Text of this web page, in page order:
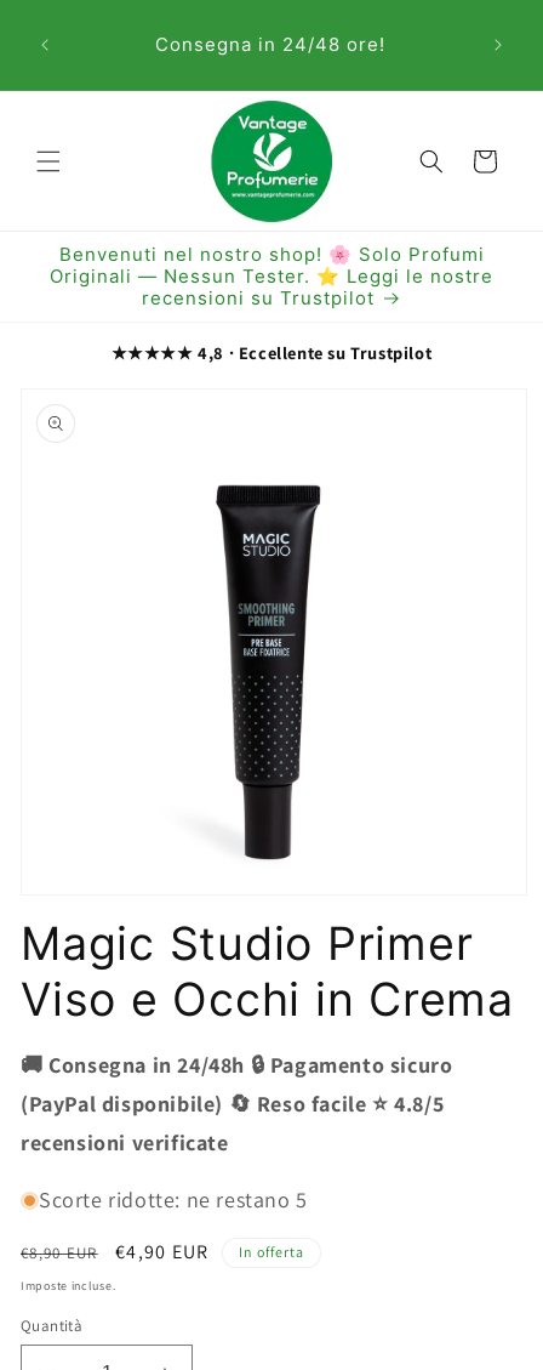
ai contenuti
Consegna in 24/48 ore!
Carrello
Benvenuti nel nostro shop! 🌸 Solo Profumi
Originali — Nessun Tester. ⭐ Leggi le nostre
recensioni su Trustpilot
★★★★★ 4,8 · Eccellente su Trustpilot
informazioni
sul prodotto
multimediali
1
finestra
modale
Magic Studio Primer
Viso e Occhi in Crema
🚚 Consegna in 24/48h 🔒 Pagamento sicuro
(PayPal disponibile) 🔄 Reso facile ⭐ 4.8/5
recensioni verificate
Scorte ridotte: ne restano 5
Prezzo
di
€8,90 EUR
Prezzo
€4,90 EUR In offerta
Imposte incluse.
Quantità